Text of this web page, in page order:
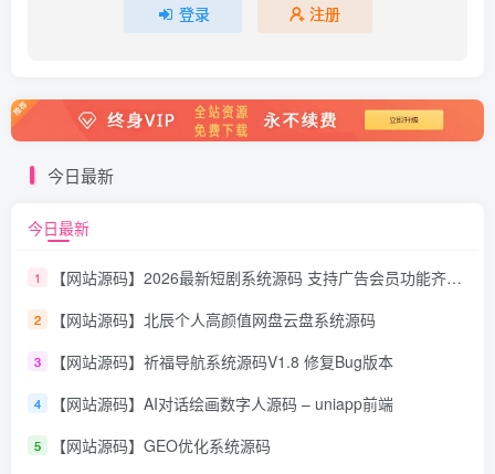
登录 注册
今日最新
今日最新
1 【网站源码】2026最新短剧系统源码 支持广告会员功能齐全短剧源码
2 【网站源码】北辰个人高颜值网盘云盘系统源码
3 【网站源码】祈福导航系统源码V1.8 修复Bug版本
4 【网站源码】AI对话绘画数字人源码 – uniapp前端
5 【网站源码】GEO优化系统源码